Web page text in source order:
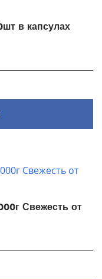
в капсулах
Свежесть от